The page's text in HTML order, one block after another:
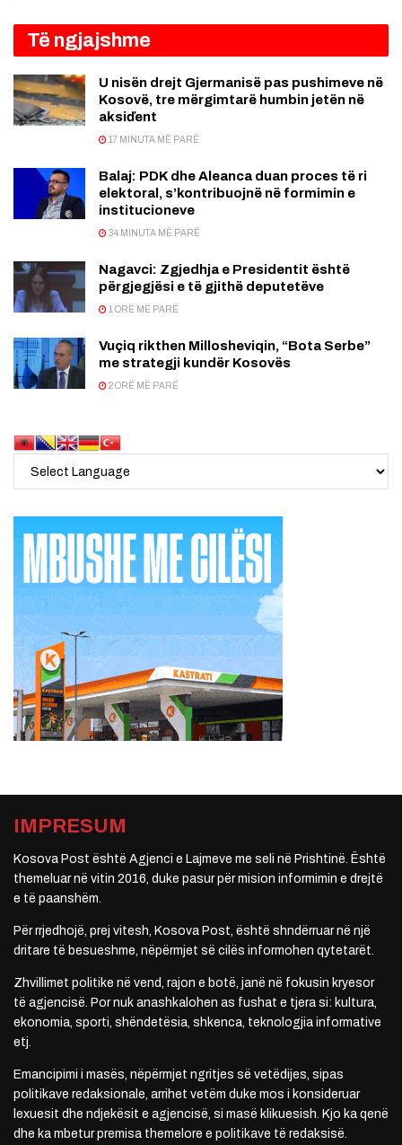
Të ngjajshme
U nisën drejt Gjermanisë pas pushimeve në
Kosovë, tre mërgimtarë humbin jetën në
aksiďent
17 MINUTA MË PARË
Balaj: PDK dhe Aleanca duan proces të ri
elektoral, s’kontribuojnë në formimin e
institucioneve
34 MINUTA MË PARË
Nagavci: Zgjedhja e Presidentit është
përgjegjësi e të gjithë deputetëve
1 ORË MË PARË
Vuçiq rikthen Millosheviqin, “Bota Serbe”
me strategji kundër Kosovës
2 ORË MË PARË
IMPRESUM
Kosova Post është Agjenci e Lajmeve me seli në Prishtinë. Është
themeluar në vitin 2016, duke pasur për mision informimin e drejtë
e të paanshëm.
Për rrjedhojë, prej vitesh, Kosova Post, është shndërruar në një
dritare të besueshme, nëpërmjet së cilës informohen qytetarët.
Zhvillimet politike në vend, rajon e botë, janë në fokusin kryesor
të agjencisë. Por nuk anashkalohen as fushat e tjera si: kultura,
ekonomia, sporti, shëndetësia, shkenca, teknologjia informative
etj.
Emancipimi i masës, nëpërmjet ngritjes së vetëdijes, sipas
politikave redaksionale, arrihet vetëm duke mos i konsideruar
lexuesit dhe ndjekësit e agjencisë, si masë klikuesish. Kjo ka qenë
dhe ka mbetur premisa themelore e politikave të redaksisë.